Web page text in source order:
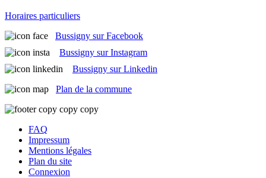
Horaires particuliers
Bussigny sur Facebook
Bussigny sur Instagram
Bussigny sur Linkedin
Plan de la commune
FAQ
Impressum
Mentions légales
Plan du site
Connexion